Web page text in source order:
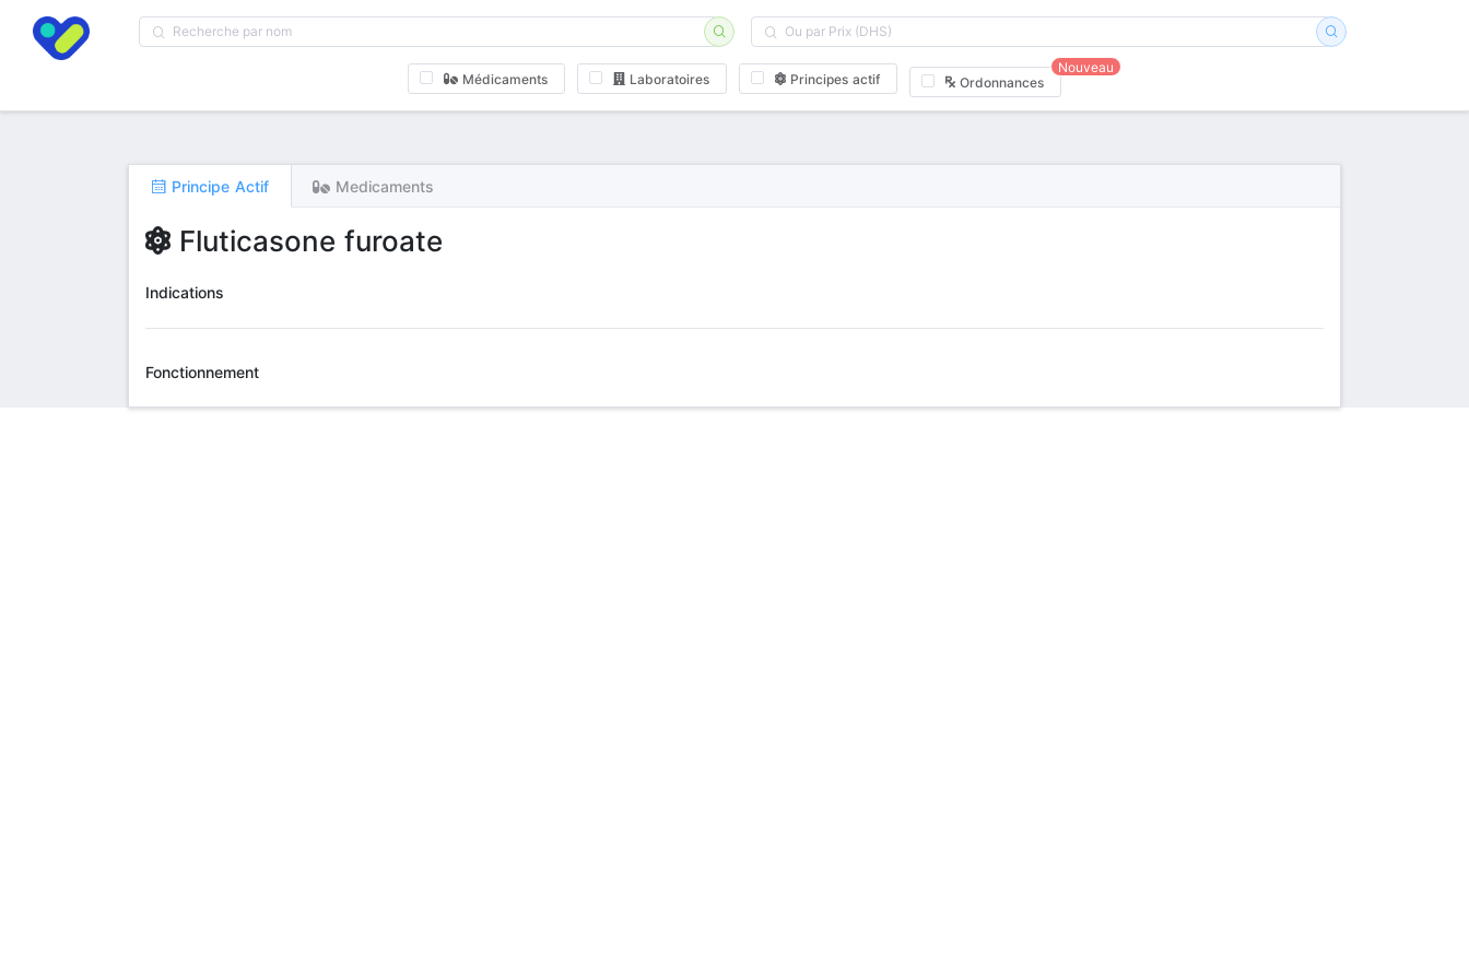
Médicaments Laboratoires Principes actif Ordonnances
Nouveau
Principe Actif Medicaments
Fluticasone furoate
Indications
Fonctionnement